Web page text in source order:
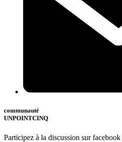
communauté
UNPOINTCINQ
Participez à la discussion sur facebook